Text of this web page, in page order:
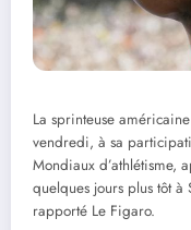
La sprinteuse
vendredi, à sa
Mondiaux d’athlétisme,
quelques jours plus tôt à
rapporté Le Figaro.